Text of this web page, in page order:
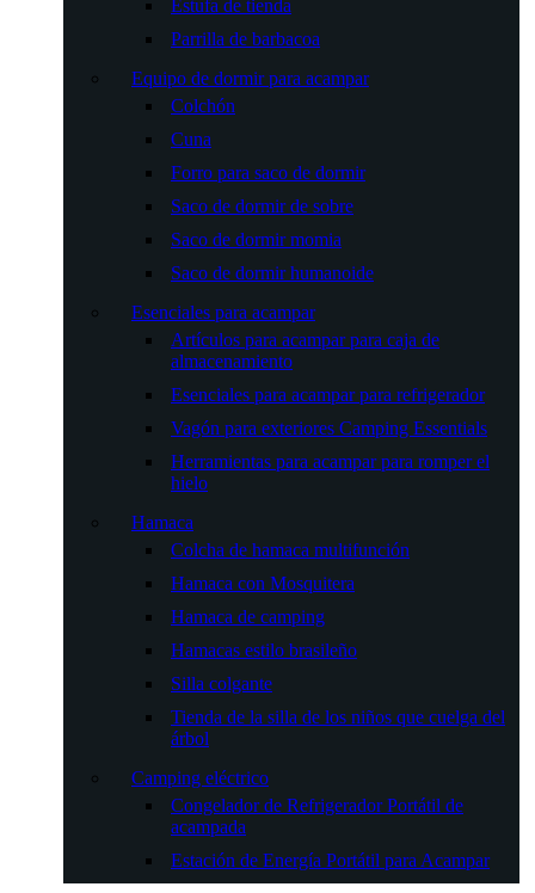
Estufa de tienda
Parrilla de barbacoa
Equipo de dormir para acampar
Colchón
Cuna
Forro para saco de dormir
Saco de dormir de sobre
Saco de dormir momia
Saco de dormir humanoide
Esenciales para acampar
Artículos para acampar para caja de
almacenamiento
Esenciales para acampar para refrigerador
Vagón para exteriores Camping Essentials
Herramientas para acampar para romper el
hielo
Hamaca
Colcha de hamaca multifunción
Hamaca con Mosquitera
Hamaca de camping
Hamacas estilo brasileño
Silla colgante
Tienda de la silla de los niños que cuelga del
árbol
Camping eléctrico
Congelador de Refrigerador Portátil de
acampada
Estación de Energía Portátil para Acampar